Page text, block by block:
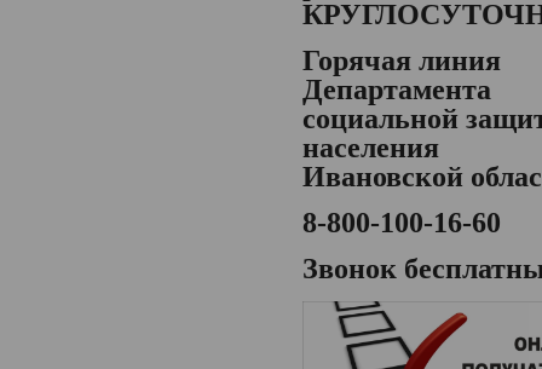
Горячая линия
Департамента
социальной
населения
Ивановской
8-800-100-16-60
Звонок